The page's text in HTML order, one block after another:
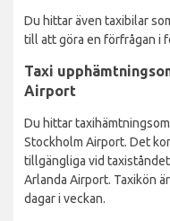
Du hittar även taxibilar
till att göra en förfrågan i
Taxi
Airport
Du hittar
Stockholm Airport. Det
tillgängliga vid
Arlanda Airport. Taxikön
dagar i veckan.